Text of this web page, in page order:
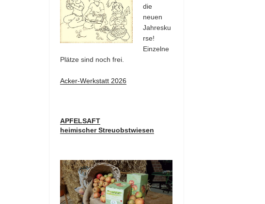
die
neuen
Jahresku
rse!
Einzelne
Plätze sind noch frei.
Acker-Werkstatt 2026
APFELSAFT
heimischer Streuobstwiesen